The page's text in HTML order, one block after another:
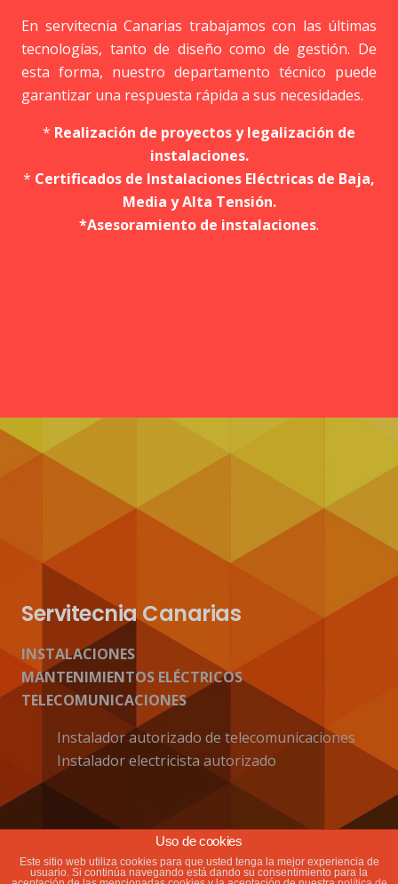
En servitecnia Canarias trabajamos con las últimas
tecnologías, tanto de diseño como de gestión. De
esta forma, nuestro departamento técnico puede
garantizar una respuesta rápida a sus necesidades.
* Realización de proyectos y legalización de
instalaciones.
* Certificados de Instalaciones Eléctricas de Baja,
Media y Alta Tensión.
*Asesoramiento de instalaciones.
Servitecnia Canarias
INSTALACIONES
MANTENIMIENTOS ELÉCTRICOS
TELECOMUNICACIONES
Instalador autorizado de telecomunicaciones
Instalador electricista autorizado
Actualidad
Bienvenido! A tu portal electricista Lanzarote
Uso de cookies
Este sitio web utiliza cookies para que usted tenga la mejor experiencia de
usuario. Si continúa navegando está dando su consentimiento para la